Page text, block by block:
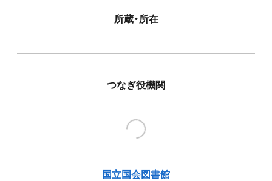
所蔵・所在
つなぎ役機関
国立国会図書館